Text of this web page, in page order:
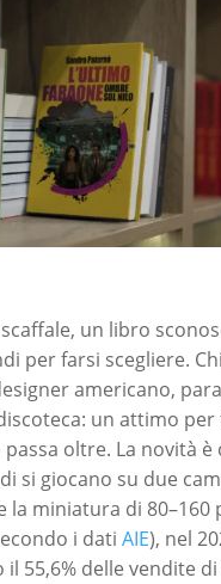
un libro
per farsi scegliere.
americano,
un attimo
oltre. La novità è
si giocano su due
la miniatura di 80–160
i dati AIE), nel
il 55,6% delle vendite